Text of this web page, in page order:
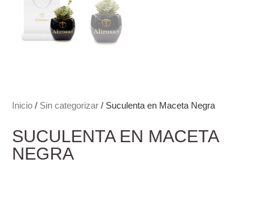
Inicio / Sin categorizar / Suculenta en Maceta Negra
SUCULENTA EN MACETA
NEGRA